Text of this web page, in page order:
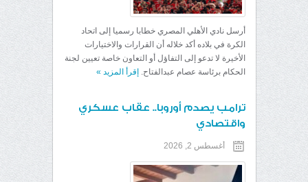
أرسل نادي الأهلي المصري خطابا رسميا إلى اتحاد
الكرة في بلاده أكد خلاله أن القرارات والاختيارات
الأخيرة لا تدعو إلى التفاؤل أو التعاون خاصة تعيين لجنة
الحكام برئاسة عصام عبدالفتاح. إقرأ المزيد »
ترامب يصدم أوروبا.. عقاب عسكري
واقتصادي
أغسطس 2, 2026